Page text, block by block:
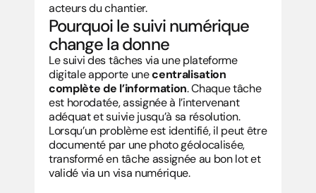
acteurs du chantier.
Pourquoi le suivi numérique
change la donne
Le suivi des tâches via une plateforme
digitale apporte une centralisation
complète de l’information. Chaque tâche
est horodatée, assignée à l’intervenant
adéquat et suivie jusqu’à sa résolution.
Lorsqu’un problème est identifié, il peut être
documenté par une photo géolocalisée,
transformé en tâche assignée au bon lot et
validé via un visa numérique.